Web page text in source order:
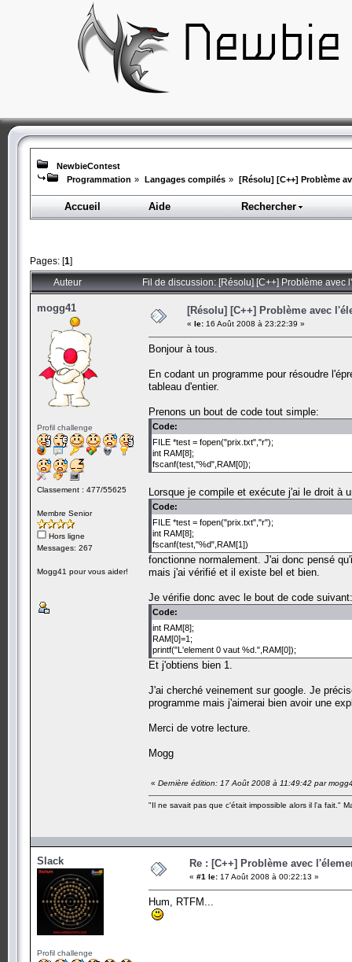
NewbieContest
Programmation » Langages compilés » [Résolu] [C++] Problème
Accueil Aide Rechercher
Pages: [1]
Auteur Fil de discussion: [Résolu] [C++] Problème
mogg41
Profil challenge
Classement : 477/55625
Membre Senior
Hors ligne
Messages: 267
Mogg41 pour vous aider!
[Résolu] [C++] Problème avec
« le: 16 Août 2008 à 23:22:39 »
Bonjour à tous.
En codant un programme pour résoudre
tableau d'entier.
Prenons un bout de code tout simple:
Code:
FILE *test = fopen("prix.txt","r");
int RAM[8];
fscanf(test,"%d",RAM[0]);
Lorsque je compile et exécute j'ai le droit à
Code:
FILE *test = fopen("prix.txt","r");
int RAM[8];
fscanf(test,"%d",RAM[1])
fonctionne normalement. J'ai donc pensé
mais j'ai vérifié et il existe bel et bien.
Je vérifie donc avec le bout de code suivant:
Code:
int RAM[8];
RAM[0]=1;
printf("L'element 0 vaut %d.",RAM[0]);
Et j'obtiens bien 1.
J'ai cherché veinement sur google. Je
programme mais j'aimerai bien avoir une
Merci de votre lecture.
Mogg
« Dernière édition: 17 Août 2008 à 11:49:42 par
"Il ne savait pas que c'était impossible alors il l'a fait."
Slack
Profil challenge
Re : [C++] Problème avec
« #1 le: 17 Août 2008 à 00:22:13 »
Hum, RTFM...